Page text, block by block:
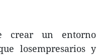
crear un entorno
losempresarios y